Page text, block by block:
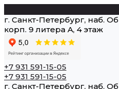
г. Санкт-Петербург, наб.
корп. 9 литера А, 4 этаж
+7 931 591-15-05
+7 931 591-15-05
г. Санкт-Петербург, наб.